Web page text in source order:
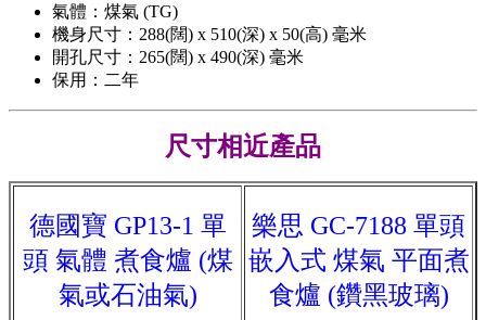
氣體：煤氣 (TG)
機身尺寸：288(闊) x 510(深) x 50(高) 毫米
開孔尺寸：265(闊) x 490(深) 毫米
保用：二年
尺寸相近產品
德國寶 GP13-1 單
頭 氣體 煮食爐 (煤
氣或石油氣)
樂思 GC-7188 單頭
嵌入式 煤氣 平面煮
食爐 (鑽黑玻璃)